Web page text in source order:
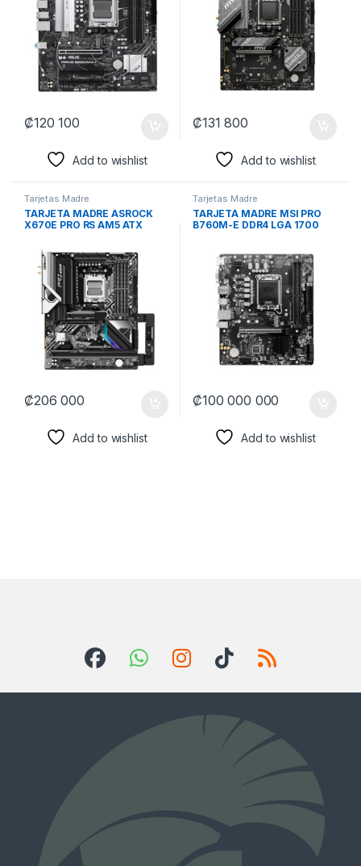
₡120 100
Add to wishlist
₡131 800
Add to wishlist
Tarjetas Madre
TARJETA MADRE ASROCK
X670E PRO RS AM5 ATX
₡206 000
Add to wishlist
Tarjetas Madre
TARJETA MADRE MSI PRO
B760M-E DDR4 LGA 1700
₡100 000 000
Add to wishlist